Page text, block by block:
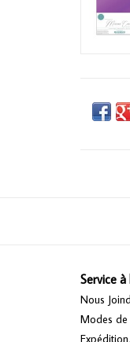
Service
Nous
Modes de